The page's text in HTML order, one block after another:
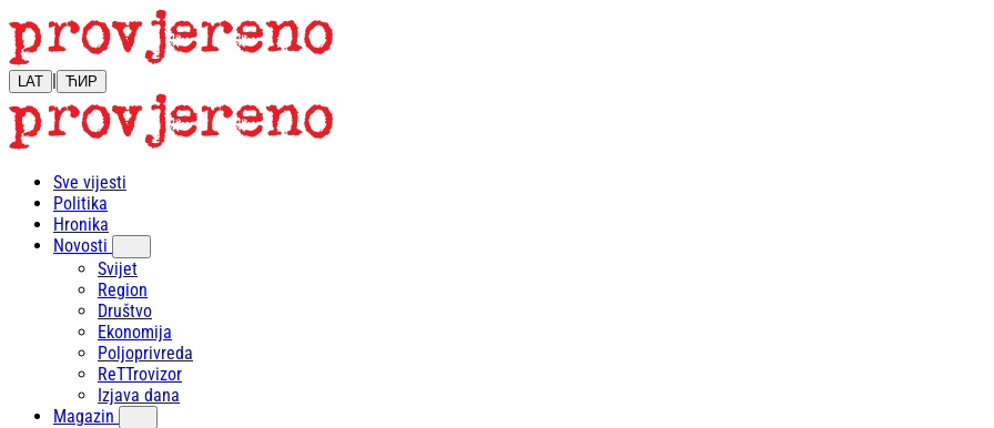
LAT | ЋИР
Sve vijesti
Politika
Hronika
Novosti
Svijet
Region
Društvo
Ekonomija
Poljoprivreda
ReTTrovizor
Izjava dana
Magazin